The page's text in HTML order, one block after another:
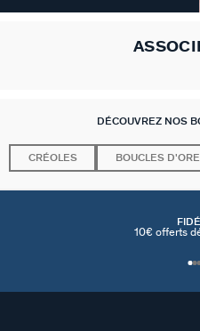
DÉCOUVREZ NOS
CRÉOLES BOUCLES
10€ offerts